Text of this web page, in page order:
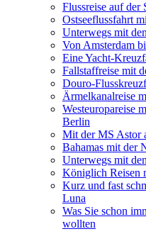
Flussreise auf der
Ostseeflussfahrt
Unterwegs mit
Von Amsterdam
Eine Yacht-
Fallstaffreise mit
Douro-
Ärmelkanalreise
Westeuropareise
Berlin
Mit der MS Astor
Bahamas mit der
Unterwegs mit
Königlich Reisen
Kurz und fast
Luna
Was Sie schon
wollten